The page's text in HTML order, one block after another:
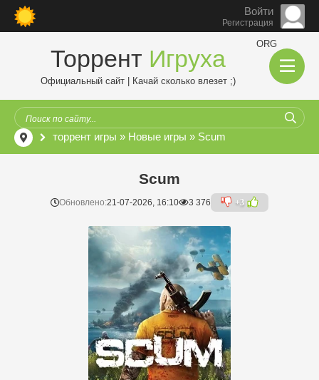
Войти
Регистрация
Торрент Игруха
ORG
Официальный сайт | Качай сколько влезет ;)
торрент игры » Новые игры » Scum
Scum
Обновлено:21-07-2026, 16:10 3 376 +3